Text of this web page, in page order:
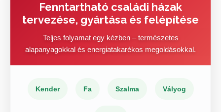
Fenntartható családi házak
tervezése, gyártása és felépítése
Teljes folyamat egy kézben – természetes
alapanyagokkal és energiatakarékos megoldásokkal.
Kender Fa Szalma Vályog